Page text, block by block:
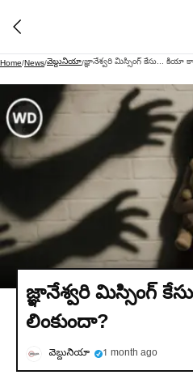
Home/News/వెబ్దునియా/జ్ఞానేశ్వరి మిస్సింగ్ కేసు... కియా
జ్ఞానేశ్వరి మిస్సింగ్
లింకుందా?
వెబ్దునియా 1 month ago